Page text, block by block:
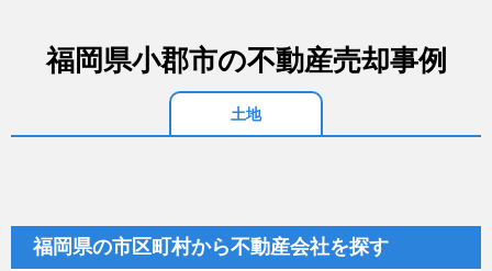
福岡県小郡市の不動産売却事例
土地
福岡県の市区町村から不動産会社を探す